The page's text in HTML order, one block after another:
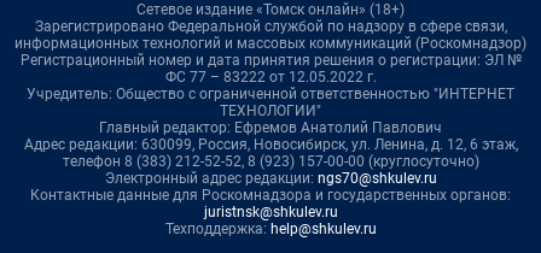
Сетевое издание «Томск онлайн» (18+)
Зарегистрировано Федеральной службой по надзору в сфере связи,
информационных технологий и массовых коммуникаций (Роскомнадзор)
Регистрационный номер и дата принятия решения о регистрации: ЭЛ №
ФС 77 – 83222 от 12.05.2022 г.
Учредитель: Общество с ограниченной ответственностью "ИНТЕРНЕТ
ТЕХНОЛОГИИ"
Главный редактор: Ефремов Анатолий Павлович
Адрес редакции: 630099, Россия, Новосибирск, ул. Ленина, д. 12, 6 этаж,
телефон 8 (383) 212-52-52, 8 (923) 157-00-00 (круглосуточно)
Электронный адрес редакции: ngs70@shkulev.ru
Контактные данные для Роскомнадзора и государственных органов:
juristnsk@shkulev.ru
Техподдержка: help@shkulev.ru